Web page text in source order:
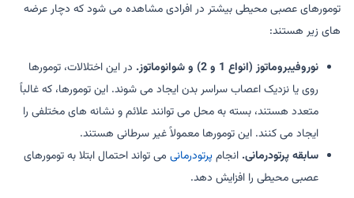
تومورهای عصبی محیطی بیشتر در افرادی مشاهده می شود که دچار عرضه
های زیر هستند:
نوروفیبروماتوز (انواع 1 و 2) و شوانوماتوز.
در این اختلالات، تومورها
روی یا نزدیک اعصاب سراسر بدن ایجاد می شوند. این تومورها، که غالباً
متعدد هستند، بسته به محل می توانند علائم و نشانه های مختلفی را
ایجاد می کنند. این تومورها معمولاً غیر سرطانی هستند.
سابقه پرتودرمانی. انجامپرتودرمانی می تواند احتمال ابتلا به تومورهای
عصبی محیطی را افزایش دهد.